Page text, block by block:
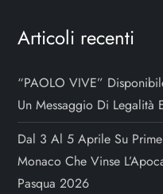
c
o
l
i
Articoli recenti
“PAOLO VIVE”
Un Messaggio Di Legalità
Dal 3 Al 5 Aprile Su
Monaco Che Vinse
Pasqua 2026